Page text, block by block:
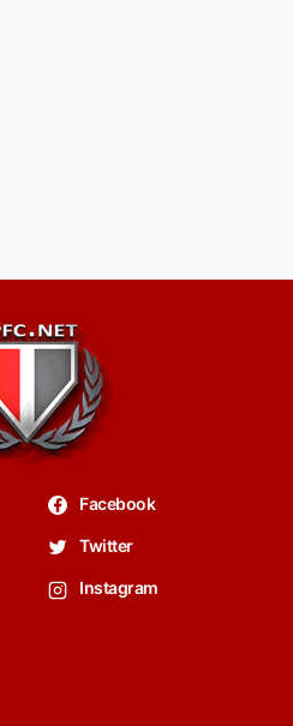
Facebook
Twitter
Instagram